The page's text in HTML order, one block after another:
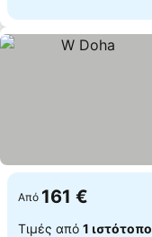
Από 161 €
Τιμές από 1 ιστότοπο